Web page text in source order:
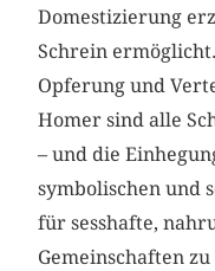
Domestizierung
Schrein
Opferung und
Homer sind alle
– und die
symbolischen und
für sesshafte,
Gemeinschaften